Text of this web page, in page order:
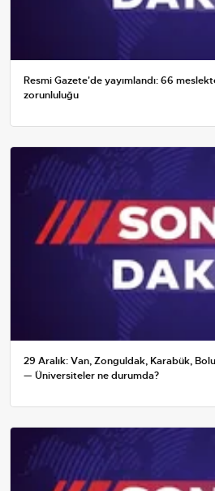
Resmi Gazete'de yayımlandı: 66
zorunluluğu
29 Aralık: Van, Zonguldak, Karabük,
— Üniversiteler ne durumda?